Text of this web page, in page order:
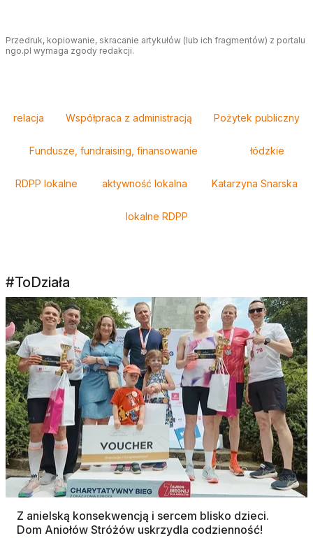
Przedruk, kopiowanie, skracanie artykułów (lub ich fragmentów) z portalu
ngo.pl wymaga zgody redakcji.
relacja Współpraca z administracją Pożytek publiczny
Fundusze, fundraising, finansowanie łódzkie
RDPP lokalne aktywność lokalna Katarzyna Snarska
lokalne RDPP
#ToDziała
Z anielską konsekwencją i sercem blisko dzieci.
Dom Aniołów Stróżów uskrzydla codzienność!